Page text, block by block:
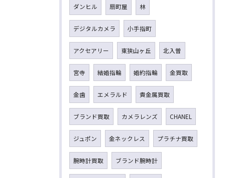
ダンヒル 扇町屋 林
デジタルカメラ 小手指町
アクセアリー 東狭山ヶ丘 北入曽
宮寺 結婚指輪 婚約指輪 金買取
金歯 エメラルド 貴金属買取
ブランド買取 カメラレンズ CHANEL
ジュポン 金ネックレス プラチナ買取
腕時計買取 ブランド腕時計